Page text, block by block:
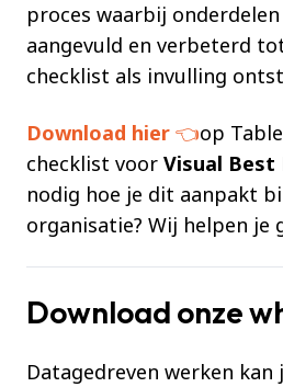
proces waarbij
aangevuld en verbeterd
checklist als invulling
Download hier 👈op
checklist voor Visual Best
nodig hoe je dit aanpakt
organisatie? Wij helpen je
Download onze
Datagedreven werken